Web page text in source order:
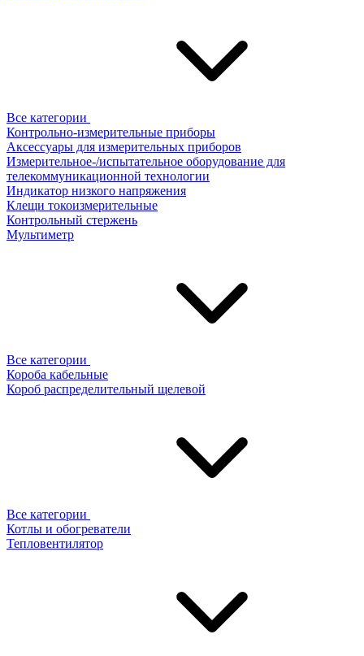
Все категории
Контрольно-измерительные приборы
Аксессуары для измерительных приборов
Измерительное-/испытательное оборудование для
телекоммуникационной технологии
Индикатор низкого напряжения
Клещи токоизмерительные
Контрольный стержень
Мультиметр
Все категории
Короба кабельные
Короб распределительный щелевой
Все категории
Котлы и обогреватели
Тепловентилятор